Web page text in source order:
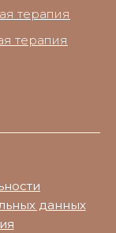
терапия
терапия
данных